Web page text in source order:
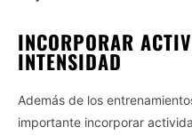
I want to opt-out of the
personal data.
Opted In
I want to opt-out of the
Personal Data.
Opted In
INCORPORAR
INTENSIDAD
Además de los
importante incorporar